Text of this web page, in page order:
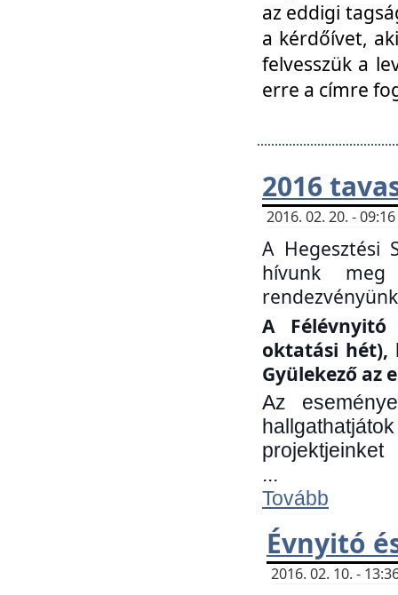
az eddigi
a kérdőívet,
felvesszük a
erre a címre
2016
2016. 02. 20. -
A Hegesztési
hívunk
A
oktatási hét),
Gyülekező az
Az
projektjeinket
...
Tovább
Évnyitó
2016. 02. 10. -